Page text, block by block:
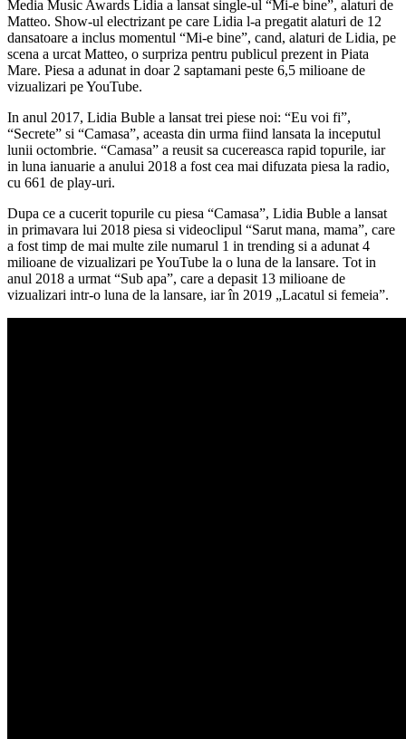
Media Music Awards Lidia a lansat single-ul “Mi-e bine”, alaturi de
Matteo. Show-ul electrizant pe care Lidia l-a pregatit alaturi de 12
dansatoare a inclus momentul “Mi-e bine”, cand, alaturi de Lidia, pe
scena a urcat Matteo, o surpriza pentru publicul prezent in Piata
Mare. Piesa a adunat in doar 2 saptamani peste 6,5 milioane de
vizualizari pe YouTube.
In anul 2017, Lidia Buble a lansat trei piese noi: “Eu voi fi”,
“Secrete” si “Camasa”, aceasta din urma fiind lansata la inceputul
lunii octombrie. “Camasa” a reusit sa cucereasca rapid topurile, iar
in luna ianuarie a anului 2018 a fost cea mai difuzata piesa la radio,
cu 661 de play-uri.
Dupa ce a cucerit topurile cu piesa “Camasa”, Lidia Buble a lansat
in primavara lui 2018 piesa si videoclipul “Sarut mana, mama”, care
a fost timp de mai multe zile numarul 1 in trending si a adunat 4
milioane de vizualizari pe YouTube la o luna de la lansare. Tot in
anul 2018 a urmat “Sub apa”, care a depasit 13 milioane de
vizualizari intr-o luna de la lansare, iar în 2019 „Lacatul si femeia”.